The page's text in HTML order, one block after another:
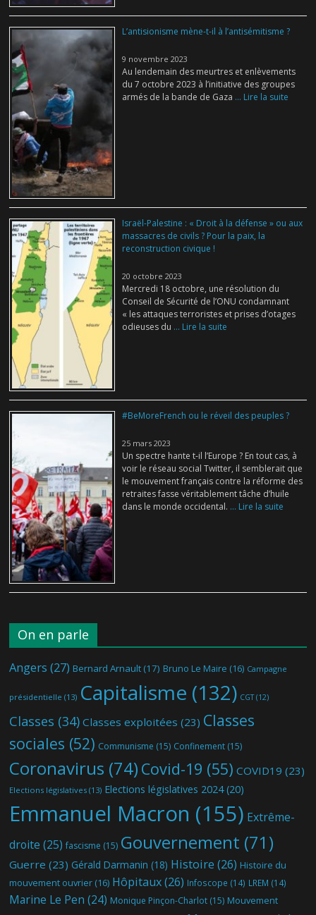
L’antisionisme mène-t-il à l’antisémitisme ?
9 novembre 2023
Au lendemain des meurtres et enlèvements
du 7 octobre 2023 à l’initiative des groupes
armés de la bande de Gaza ... Lire la suite
Israël-Palestine : « Droit à la défense » ou aux
massacres de civils ? Pour la paix, la
reconstruction civique !
20 octobre 2023
Mercredi 18 octobre, une résolution du
Conseil de Sécurité de l’ONU condamnant
« les attaques terroristes et prises d’otages
odieuses du ... Lire la suite
#BeMoreFrench ou le réveil des peuples ?
25 mars 2023
Un spectre hante t-il l’Europe ? En tout cas, à
voir le réseau social Twitter, il semblerait que
le mouvement français contre la réforme des
retraites fasse véritablement tâche d’huile
dans le monde occidental. ... Lire la suite
On en parle
Angers (27) Bernard Arnault (17) Bruno Le Maire (16) Campagne
présidentielle (13) Capitalisme (132) CGT(12)
Classes (34) Classes exploitées (23) Classes
sociales (52) Communisme (15) Confinement (15)
Coronavirus (74) Covid-19 (55) COVID19 (23)
Elections législatives (13) Elections législatives 2024(20)
Emmanuel Macron (155) Extrême-
droite (25) fascisme (15) Gouvernement (71)
Guerre (23) Gérald Darmanin (18) Histoire (26) Histoire du
mouvement ouvrier (16) Hôpitaux(26) Infoscope (14) LREM (14)
Marine Le Pen (24) Monique Pinçon-Charlot (15) Mouvement